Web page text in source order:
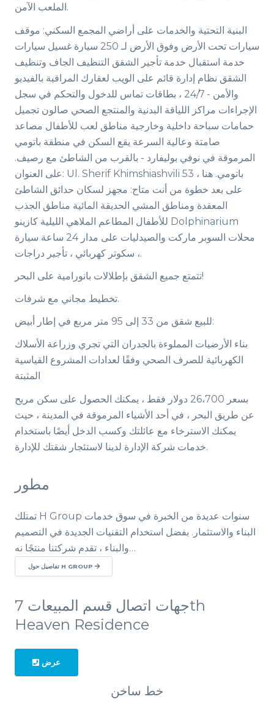
الملعب الآمن.
البنية التحتية والخدمات على أراضي المجمع السكني: موقف
سيارات تحت الأرض وفوق الأرض لـ 250 سيارة غسيل سيارات
خدمة استقبال خدمة تأجير الشقق التنظيف الجاف وتنظيف
الشقق نظام إدارة قائم على الويب لعقارك المراقبة بالفيديو
والأمن - 24/7 ، بطاقات تماس للدخول والتحكم في سجل
الإجراءات مراكز اللياقة البدنية والمنتجع الصحي صالون تجميل
حمامات سباحة داخلية وخارجية مناطق لعب للأطفال مصاعد
صامتة وعالية السرعة يقع السكن في منطقة باتومي
المرموقة في نوفي بوليفارد - بالقرب من الشاطئ مع رصيف.
على العنوان: Ul. Sherif Khimshiashvili 53 ، باتومي. هنا
على بعد خطوة من أنت متاح: مجهز لسكان حدائق الشاطئ
المعقدة ومناطق المشي الحديقة المائية مناطق الجذب
للأطفال المطاعم الملاهي الليلية كازينو Dolphinarium
محلات السوبر ماركت والصيدليات على مدار 24 ساعة سيارة
، سكوتر كهربائي ، تأجير دراجات.
تتمتع جميع الشقق بإطلالات بانورامية على البحر!
تخطيط مجاني مع شرفات.
للبيع شقق من 33 إلى 95 متر مربع في إطار أبيض:
بناء الأرضيات المملوءة بالجدران التي تجري وزراعة الأسلاك
الكهربائية للصرف الصحي وفقًا لعدادات المشروع القياسية
المثبتة
بسعر 26،700 دولار فقط ، يمكنك الحصول على سكن مريح
عن طريق البحر ، في أحد الأشياء المرموقة في المدينة ، حيث
يمكنك الاسترخاء مع عائلتك وكسب الدخل أيضًا باستخدام
خدمات شركة الإدارة لدينا لاستئجار شقتك للإدارة.
مطور
تمتلك H Group سنوات عديدة من الخبرة في سوق خدمات
البناء والاستثمار. بفضل استخدام التقنيات الجديدة في التصميم
والبناء ، تقدم شركتنا منتجًا نه…
تفاصيل حول H GROUP
جهات اتصال قسم المبيعات 7th
Heaven Residence
عرض
خط ساخن